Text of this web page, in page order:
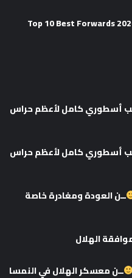
Top 10 Best Forwards
ترتيب أسطوري كامل لأعظم حراس
ترتيب أسطوري كامل لأعظم حراس
ــن العودة ومغادرة خاصة
الهلال
ــن معسكر الهلال في النمسا